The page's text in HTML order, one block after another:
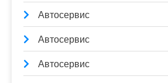
Автосервис
Автосервис
Автосервис